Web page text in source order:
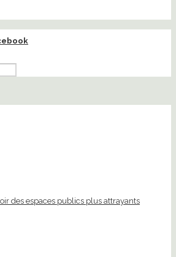
des espaces publics plus attrayants